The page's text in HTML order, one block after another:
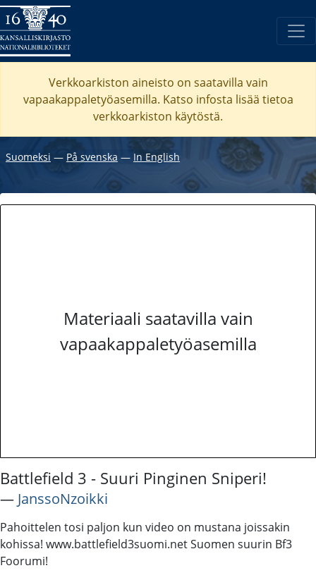
Verkkoarkiston aineisto on saatavilla vain
vapaakappaletyöasemilla. Katso infosta lisää tietoa
verkkoarkiston käytöstä.
Suomeksi ― På svenska ― In English
Materiaali saatavilla vain
vapaakappaletyöasemilla
Battlefield 3 - Suuri Pinginen Sniperi!
― JanssoNzoikki
Pahoittelen tosi paljon kun video on mustana joissakin
kohissa! www.battlefield3suomi.net Suomen suurin Bf3
Foorumi!